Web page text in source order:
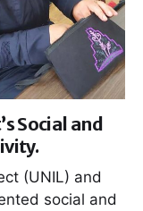
Social and
(UNIL) and
social and